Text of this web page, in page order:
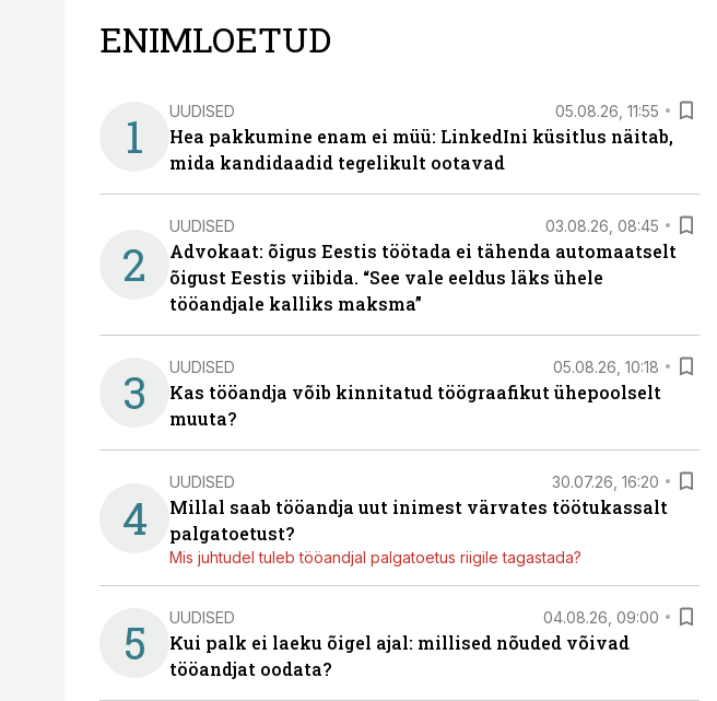
ENIMLOETUD
1 UUDISED 05.08.26, 11:55
Hea pakkumine enam ei müü: LinkedIni küsitlus näitab,
mida kandidaadid tegelikult ootavad
2
UUDISED 03.08.26, 08:45
Advokaat: õigus Eestis töötada ei tähenda automaatselt
õigust Eestis viibida. “See vale eeldus läks ühele
tööandjale kalliks maksma”
3 UUDISED 05.08.26, 10:18
Kas tööandja võib kinnitatud töögraafikut ühepoolselt
muuta?
4
UUDISED 30.07.26, 16:20
Millal saab tööandja uut inimest värvates töötukassalt
palgatoetust?
Mis juhtudel tuleb tööandjal palgatoetus riigile tagastada?
5 UUDISED 04.08.26, 09:00
Kui palk ei laeku õigel ajal: millised nõuded võivad
tööandjat oodata?